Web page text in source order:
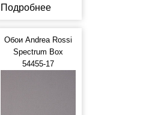
Подробнее
Обои Andrea Rossi
Spectrum Box
54455-17